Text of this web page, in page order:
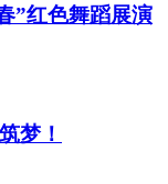
”红色舞蹈展演
梦！